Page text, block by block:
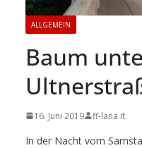
ALLGEMEIN
Baum
16. Juni 2019 ff-lana.it
In der Nacht vom